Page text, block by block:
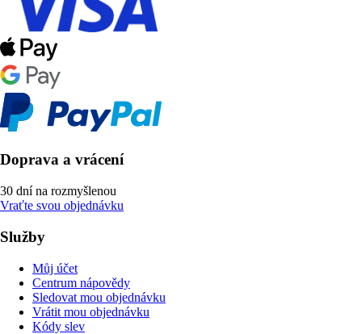
Doprava a vrácení
30 dní na rozmyšlenou
Vraťte svou objednávku
Služby
Můj účet
Centrum nápovědy
Sledovat mou objednávku
Vrátit mou objednávku
Kódy slev